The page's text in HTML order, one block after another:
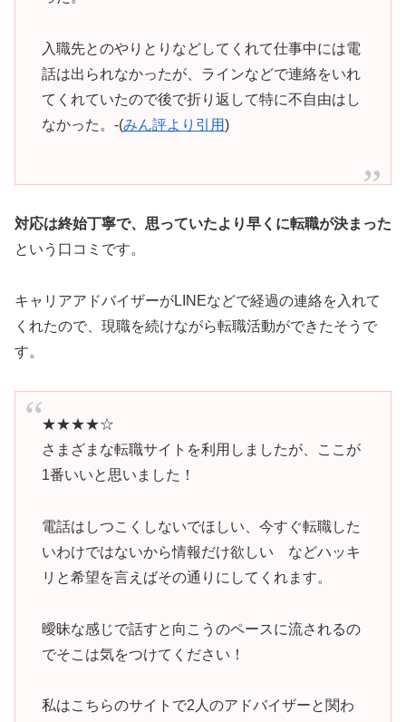
入職先とのやりとりなどしてくれて仕事中には電
話は出られなかったが、ラインなどで連絡をいれ
てくれていたので後で折り返して特に不自由はし
なかった。-(みん評より引用)
対応は終始丁寧で、思っていたより早くに転職が決まった
という口コミです。
キャリアアドバイザーがLINEなどで経過の連絡を入れて
くれたので、現職を続けながら転職活動ができたそうで
す。
★★★★☆
さまざまな転職サイトを利用しましたが、ここが
1番いいと思いました！
電話はしつこくしないでほしい、今すぐ転職した
いわけではないから情報だけ欲しい などハッキ
リと希望を言えばその通りにしてくれます。
曖昧な感じで話すと向こうのペースに流されるの
でそこは気をつけてください！
私はこちらのサイトで2人のアドバイザーと関わ